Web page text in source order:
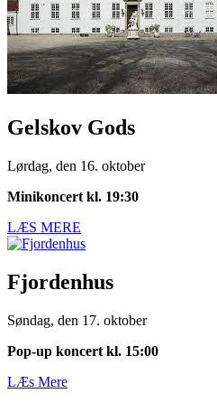
Gelskov Gods
Lørdag, den 16. oktober
Minikoncert kl. 19:30
LÆS MERE
Fjordenhus
Søndag, den 17. oktober
Pop-up koncert kl. 15:00
LÆs Mere